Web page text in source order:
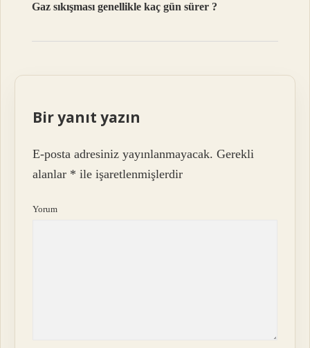
Gaz sıkışması genellikle kaç gün sürer ?
Bir yanıt yazın
E-posta adresiniz yayınlanmayacak. Gerekli
alanlar * ile işaretlenmişlerdir
Yorum